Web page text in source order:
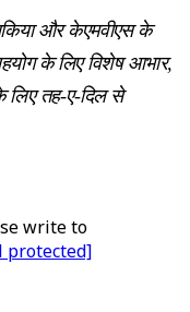
और केएमवीएस के
के लिए विशेष आभार,
लिए तह-ए-दिल से
write to
protected]